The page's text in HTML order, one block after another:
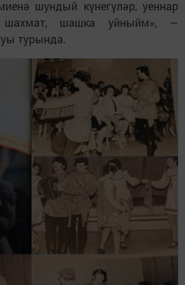
шундый күнегүләр, уеннар
шахмат, шашка уйныйм», —
турында.